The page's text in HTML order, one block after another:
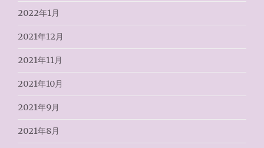
2022年1月
2021年12月
2021年11月
2021年10月
2021年9月
2021年8月